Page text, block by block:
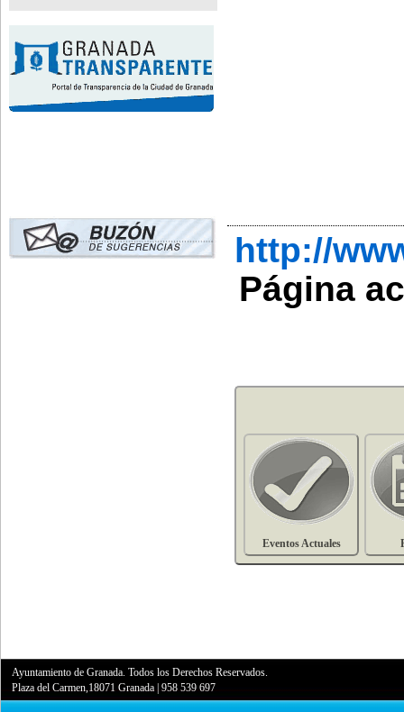
http://
Página
Eventos Actuales
Ayuntamiento de Granada. Todos los Derechos Reservados.
Plaza del Carmen,18071 Granada |958 539 697